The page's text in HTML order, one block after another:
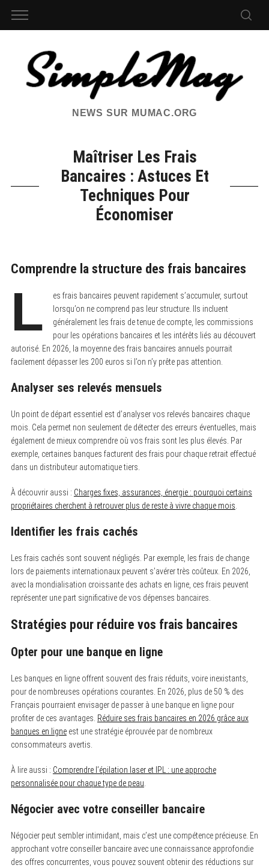
NEWS SUR MUMAC.ORG
Maîtriser Les Frais
Bancaires : Astuces Et
Techniques Pour
Économiser
Comprendre la structure des frais bancaires
L
es frais bancaires peuvent rapidement s’accumuler, surtout
lorsqu’on ne comprend pas leur structure. Ils incluent
généralement les frais de tenue de compte, les commissions
pour les opérations bancaires et les intérêts liés au découvert
autorisé. En 2026, la moyenne des frais bancaires annuels pourrait
facilement dépasser les 200 euros si l’on n’y prête pas attention.
Analyser ses relevés mensuels
Un point de départ essentiel est d’analyser vos relevés bancaires chaque
mois. Cela permet non seulement de détecter des erreurs éventuelles, mais
également de mieux comprendre où vos frais sont les plus élevés. Par
exemple, certaines banques facturent des frais pour chaque retrait effectué
dans un distributeur automatique tiers.
À découvrir aussi : Charges fixes, assurances, énergie : pourquoi certains
propriétaires cherchent à retrouver plus de reste à vivre chaque mois
Identifier les frais cachés
Les frais cachés sont souvent négligés. Par exemple, les frais de change
lors de paiements internationaux peuvent s’avérer très coûteux. En 2026,
avec la mondialisation croissante des achats en ligne, ces frais peuvent
représenter une part significative de vos dépenses bancaires.
Stratégies pour réduire vos frais bancaires
Opter pour une banque en ligne
Les banques en ligne offrent souvent des frais réduits, voire inexistants,
pour de nombreuses opérations courantes. En 2026, plus de 50 % des
Français pourraient envisager de passer à une banque en ligne pour
profiter de ces avantages. Réduire ses frais bancaires en 2026 grâce aux
banques en ligneest une stratégie éprouvée par de nombreux
consommateurs avertis.
À lire aussi : Comprendre l’épilation laser et IPL : une approche
personnalisée pour chaque type de peau
Négocier avec votre conseiller bancaire
Négocier peut sembler intimidant, mais c’est une compétence précieuse. En
approchant votre conseiller bancaire avec une connaissance approfondie
des offres concurrentes, vous pouvez souvent obtenir des réductions sur